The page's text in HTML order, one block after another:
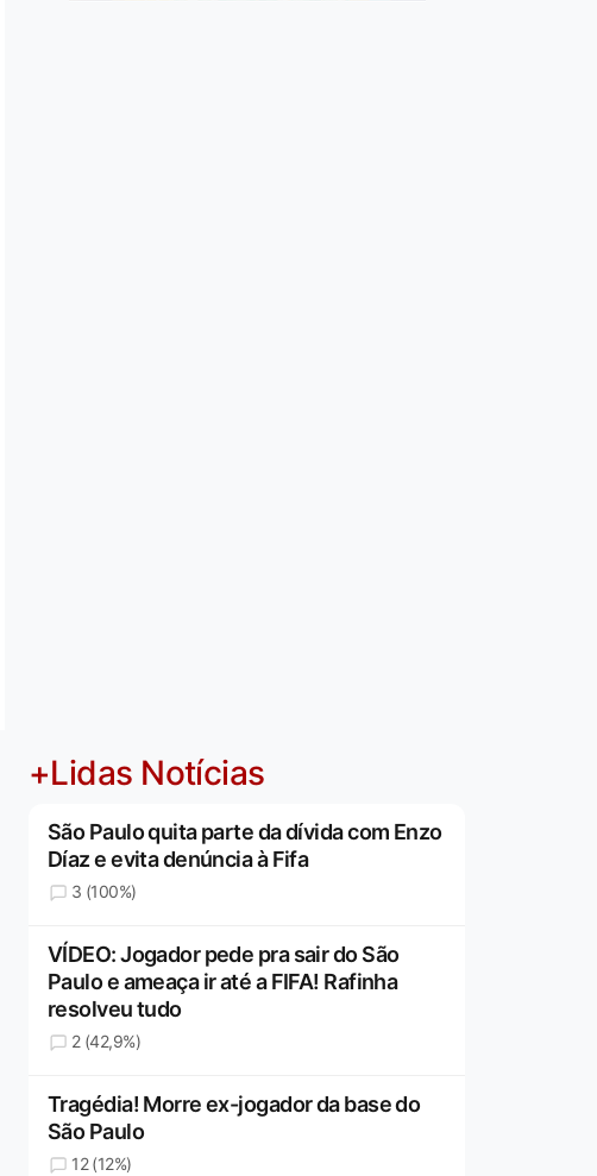
+Lidas Notícias
São Paulo quita parte da dívida com Enzo
Díaz e evita denúncia à Fifa
3 (100%)
VÍDEO: Jogador pede pra sair do São
Paulo e ameaça ir até a FIFA! Rafinha
resolveu tudo
2 (42,9%)
Tragédia! Morre ex-jogador da base do
São Paulo
12 (12%)